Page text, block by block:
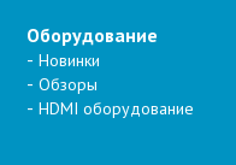
Оборудование
Новинки
Обзоры
HDMI оборудование